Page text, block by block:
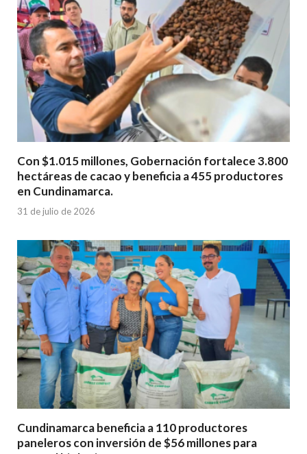
Con $1.015 millones, Gobernación fortalece 3.800
hectáreas de cacao y beneficia a 455 productores
en Cundinamarca.
31 de julio de 2026
Cundinamarca beneficia a 110 productores
paneleros con inversión de $56 millones para